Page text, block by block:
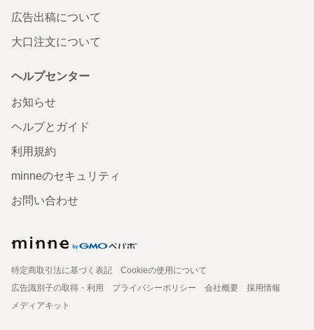
広告出稿について
大口注文について
ヘルプセンター
お知らせ
ヘルプとガイド
利用規約
minneのセキュリティ
お問い合わせ
特定商取引法に基づく表記
Cookieの使用について
広告識別子の取得・利用
プライバシーポリシー 会社概要
採用情報
メディアキット